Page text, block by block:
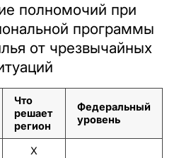
полномочий при
программы
от чрезвычайных
Что
решает
регион
Федеральный
уровень
Х